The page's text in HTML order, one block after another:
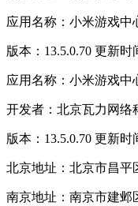
应用名称：小米游戏中
版本：13.5.0.70 更新时
应用名称：小米游戏中
开发者：北京瓦力网络
版本：13.5.0.70 更新时
北京地址：北京市昌平
南京地址：南京市建邺